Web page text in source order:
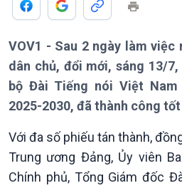
Giới thiệu
VOV1 - Sau 2 ngày làm
dân chủ, đổi mới, sáng 13/
bộ Đài Tiếng nói Việt
2025-2030, đã thành công
Với đa số phiếu tán thành,
Trung ương Đảng, Ủy viên
Chính phủ, Tổng Giám đốc